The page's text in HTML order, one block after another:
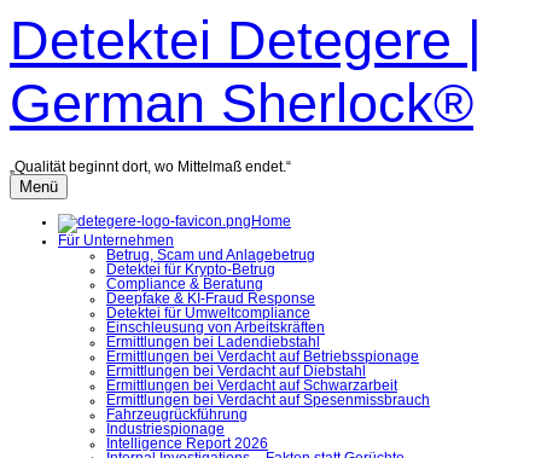
Inhalt
überspringen
Detektei Detegere |
German Sherlock®
„Qualität beginnt dort, wo Mittelmaß endet.“
Menü
Home
Für Unternehmen
Betrug, Scam und Anlagebetrug
Detektei für Krypto-Betrug
Compliance & Beratung
Deepfake & KI-Fraud Response
Detektei für Umweltcompliance
Einschleusung von Arbeitskräften
Ermittlungen bei Ladendiebstahl
Ermittlungen bei Verdacht auf Betriebsspionage
Ermittlungen bei Verdacht auf Diebstahl
Ermittlungen bei Verdacht auf Schwarzarbeit
Ermittlungen bei Verdacht auf Spesenmissbrauch
Fahrzeugrückführung
Industriespionage
Intelligence Report 2026